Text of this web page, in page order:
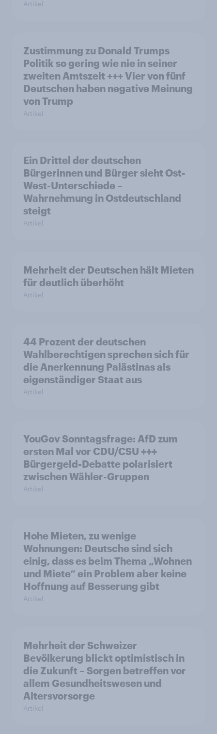
Artikel
Zustimmung zu Donald Trumps
Politik so gering wie nie in seiner
zweiten Amtszeit +++ Vier von fünf
Deutschen haben negative Meinung
von Trump
Artikel
Ein Drittel der deutschen
Bürgerinnen und Bürger sieht Ost-
West-Unterschiede –
Wahrnehmung in Ostdeutschland
steigt
Artikel
Mehrheit der Deutschen hält Mieten
für deutlich überhöht
Artikel
44 Prozent der deutschen
Wahlberechtigen sprechen sich für
die Anerkennung Palästinas als
eigenständiger Staat aus
Artikel
YouGov Sonntagsfrage: AfD zum
ersten Mal vor CDU/CSU +++
Bürgergeld-Debatte polarisiert
zwischen Wähler-Gruppen
Artikel
Hohe Mieten, zu wenige
Wohnungen: Deutsche sind sich
einig, dass es beim Thema „Wohnen
und Miete“ ein Problem aber keine
Hoffnung auf Besserung gibt
Artikel
Mehrheit der Schweizer
Bevölkerung blickt optimistisch in
die Zukunft – Sorgen betreffen vor
allem Gesundheitswesen und
Altersvorsorge
Artikel